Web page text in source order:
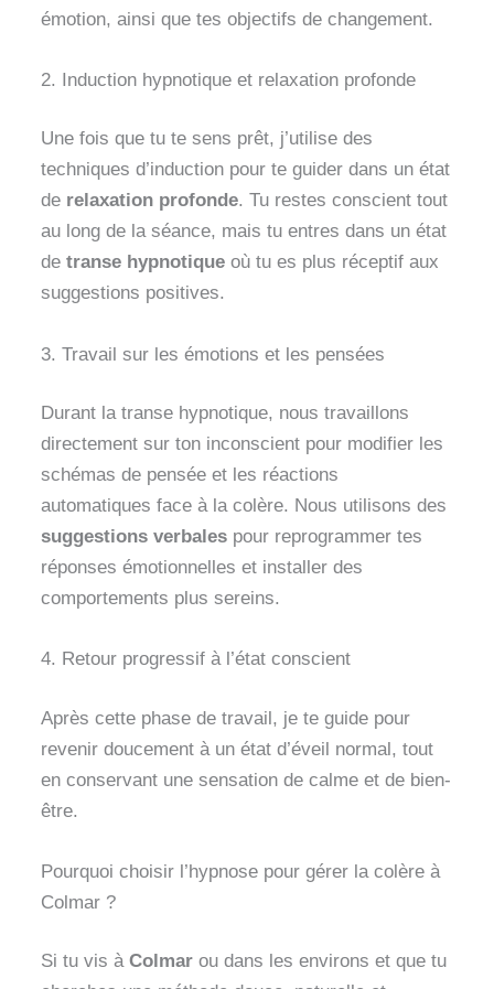
émotion, ainsi que tes objectifs de changement.
2. Induction hypnotique et relaxation profonde
Une fois que tu te sens prêt, j’utilise des
techniques d’induction pour te guider dans un état
de relaxation profonde. Tu restes conscient tout
au long de la séance, mais tu entres dans un état
de transe hypnotique où tu es plus réceptif aux
suggestions positives.
3. Travail sur les émotions et les pensées
Durant la transe hypnotique, nous travaillons
directement sur ton inconscient pour modifier les
schémas de pensée et les réactions
automatiques face à la colère. Nous utilisons des
suggestions verbales pour reprogrammer tes
réponses émotionnelles et installer des
comportements plus sereins.
4. Retour progressif à l’état conscient
Après cette phase de travail, je te guide pour
revenir doucement à un état d’éveil normal, tout
en conservant une sensation de calme et de bien-
être.
Pourquoi choisir l’hypnose pour gérer la colère à
Colmar ?
Si tu vis à Colmar ou dans les environs et que tu